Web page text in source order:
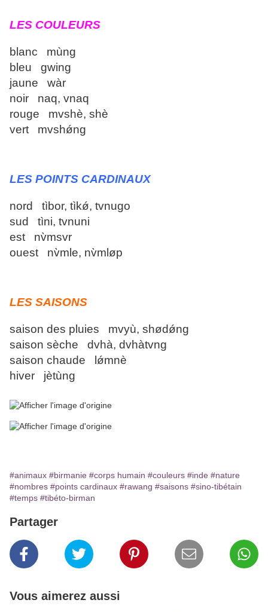
LES COULEURS
blanc mùng
bleu gwing
jaune wàr
noir naq, vnaq
rouge mvshè, shè
vert mvshǿng
LES POINTS CARDINAUX
nord tìbor, tìkǿ, tvnugo
sud tìni, tvnuni
est nv̀msvr
ouest nv̀mle, nv̀mløp
LES SAISONS
saison des pluies mvyù, shødǿng
saison sèche dvhà, dvhàtvng
saison chaude lǿmnè
hiver jètùng
#animaux #birmanie #corps humain #couleurs #inde #nature
#nombres #points cardinaux #rawang #saisons #sino-tibétain
#temps #tibéto-birman
Partager
Vous aimerez aussi